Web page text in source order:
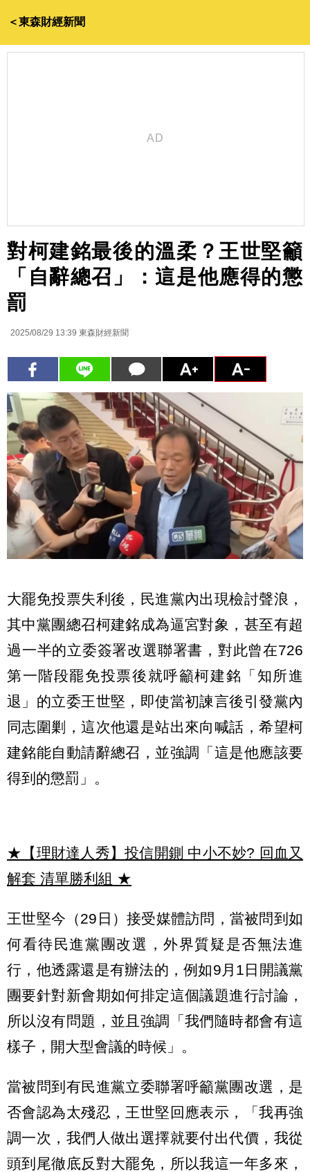
＜東森財經新聞
對柯建銘最後的溫柔？王世堅籲
「自辭總召」：這是他應得的懲
罰
2025/08/29 13:39 東森財經新聞
大罷免投票失利後，民進黨內出現檢討聲浪，
其中黨團總召柯建銘成為逼宮對象，甚至有超
過一半的立委簽署改選聯署書，對此曾在726
第一階段罷免投票後就呼籲柯建銘「知所進
退」的立委王世堅，即使當初諫言後引發黨內
同志圍剿，這次他還是站出來向喊話，希望柯
建銘能自動請辭總召，並強調「這是他應該要
得到的懲罰」。
★【理財達人秀】投信開鍘 中小不妙? 回血又
解套 清單勝利組 ★
王世堅今（29日）接受媒體訪問，當被問到如
何看待民進黨團改選，外界質疑是否無法進
行，他透露還是有辦法的，例如9月1日開議黨
團要針對新會期如何排定這個議題進行討論，
所以沒有問題，並且強調「我們隨時都會有這
樣子，開大型會議的時候」。
當被問到有民進黨立委聯署呼籲黨團改選，是
否會認為太殘忍，王世堅回應表示，「我再強
調一次，我們人做出選擇就要付出代價，我從
頭到尾徹底反對大罷免，所以我這一年多來，